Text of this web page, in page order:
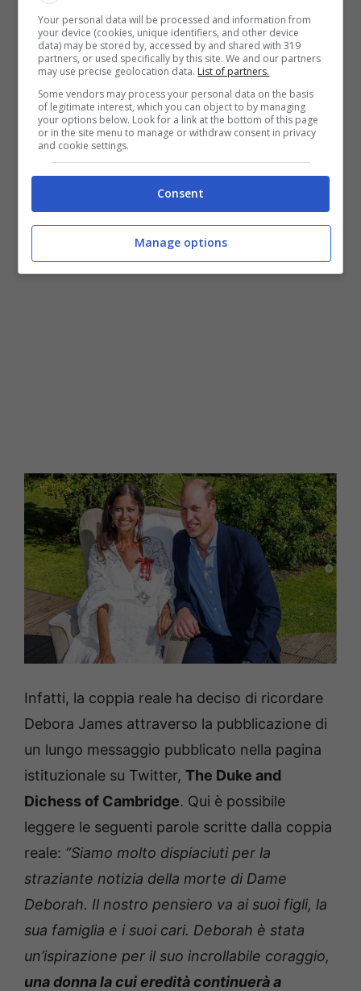
Il messaggio di cordoglio della
Duchessa di Cambridge e del
Principe
Una tragica notizia che ha lasciato senza
parole il pubblico che negli anni aveva seguito
Deborah James, ma anche William e Kate che
avevano avuto il piacere di raccontarsi alla
donna in più di un’occasione.
Infatti, la coppia reale ha deciso di ricordare
Debora James attraverso la pubblicazione di
un lungo messaggio pubblicato nella pagina
istituzionale su Twitter, The Duke and
Dichess of Cambridge. Qui è possibile
leggere le seguenti parole scritte dalla coppia
reale: “Siamo molto dispiaciuti per la
straziante notizia della morte di Dame
Deborah. Il nostro pensiero va ai suoi figli, la
sua famiglia e i suoi cari. Deborah è stata
un’ispirazione per il suo incrollabile coraggio,
una donna la cui eredità continuerà a
Your personal data will be processed and information from
your device (cookies, unique identifiers, and other device
data) may be stored by, accessed by and shared with 319
partners, or used specifically by this site. We and our partners
may use precise geolocation data. List of partners.
Some vendors may process your personal data on the basis
of legitimate interest, which you can object to by managing
your options below. Look for a link at the bottom of this page
or in the site menu to manage or withdraw consent in privacy
and cookie settings.
Consent
Manage options